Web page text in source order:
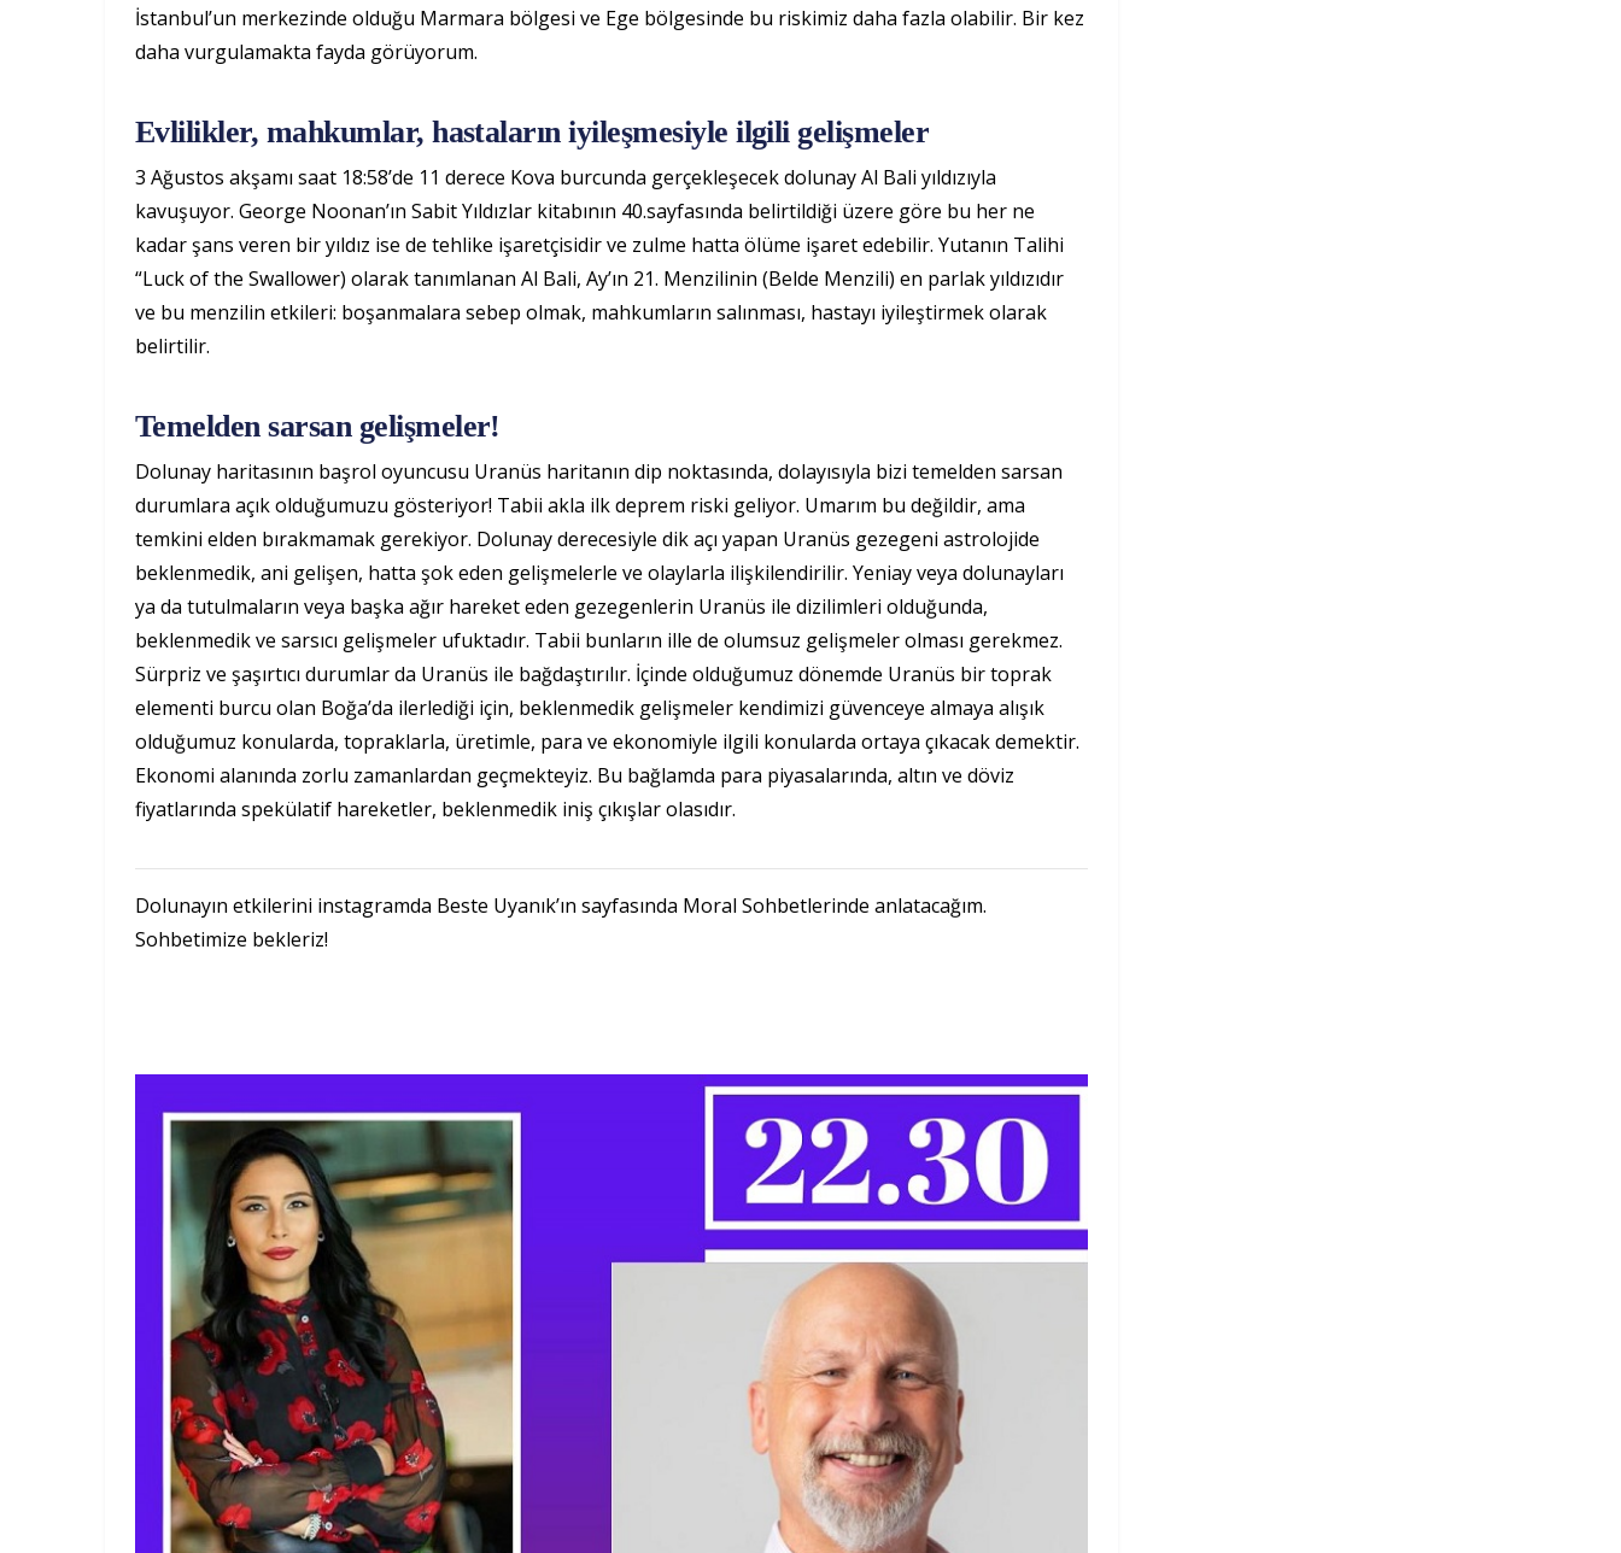
İstanbul’un merkezinde olduğu Marmara bölgesi ve Ege bölgesinde bu riskimiz daha fazla olabilir. Bir kez
daha vurgulamakta fayda görüyorum.
Evlilikler, mahkumlar, hastaların iyileşmesiyle ilgili gelişmeler
3 Ağustos akşamı saat 18:58’de 11 derece Kova burcunda gerçekleşecek dolunay Al Bali yıldızıyla
kavuşuyor. George Noonan’ın Sabit Yıldızlar kitabının 40.sayfasında belirtildiği üzere göre bu her ne
kadar şans veren bir yıldız ise de tehlike işaretçisidir ve zulme hatta ölüme işaret edebilir. Yutanın Talihi
“Luck of the Swallower) olarak tanımlanan Al Bali, Ay’ın 21. Menzilinin (Belde Menzili) en parlak yıldızıdır
ve bu menzilin etkileri: boşanmalara sebep olmak, mahkumların salınması, hastayı iyileştirmek olarak
belirtilir.
Temelden sarsan gelişmeler!
Dolunay haritasının başrol oyuncusu Uranüs haritanın dip noktasında, dolayısıyla bizi temelden sarsan
durumlara açık olduğumuzu gösteriyor! Tabii akla ilk deprem riski geliyor. Umarım bu değildir, ama
temkini elden bırakmamak gerekiyor. Dolunay derecesiyle dik açı yapan Uranüs gezegeni astrolojide
beklenmedik, ani gelişen, hatta şok eden gelişmelerle ve olaylarla ilişkilendirilir. Yeniay veya dolunayları
ya da tutulmaların veya başka ağır hareket eden gezegenlerin Uranüs ile dizilimleri olduğunda,
beklenmedik ve sarsıcı gelişmeler ufuktadır. Tabii bunların ille de olumsuz gelişmeler olması gerekmez.
Sürpriz ve şaşırtıcı durumlar da Uranüs ile bağdaştırılır. İçinde olduğumuz dönemde Uranüs bir toprak
elementi burcu olan Boğa’da ilerlediği için, beklenmedik gelişmeler kendimizi güvenceye almaya alışık
olduğumuz konularda, topraklarla, üretimle, para ve ekonomiyle ilgili konularda ortaya çıkacak demektir.
Ekonomi alanında zorlu zamanlardan geçmekteyiz. Bu bağlamda para piyasalarında, altın ve döviz
fiyatlarında spekülatif hareketler, beklenmedik iniş çıkışlar olasıdır.
Dolunayın etkilerini instagramda Beste Uyanık’ın sayfasında Moral Sohbetlerinde anlatacağım.
Sohbetimize bekleriz!